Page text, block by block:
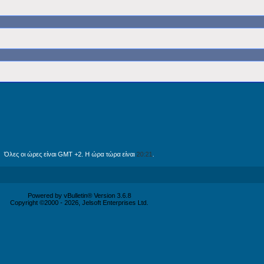
Όλες οι ώρες είναι GMT +2. Η ώρα τώρα είναι 20:21
Powered by vBulletin® Version 3.6.8
Copyright ©2000 - 2026, Jelsoft Enterprises Ltd.